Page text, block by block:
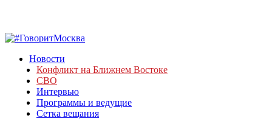
Новости
Конфликт на Ближнем Востоке
СВО
Интервью
Программы и ведущие
Сетка вещания